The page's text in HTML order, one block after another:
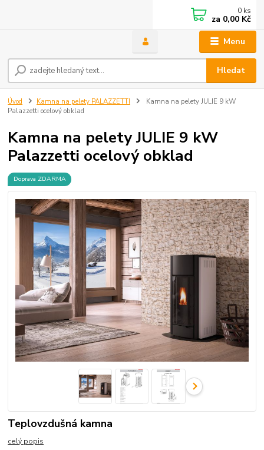
Menu
Hledat
0 ks
za 0,00 Kč
Úvod Kamna na pelety PALAZZETTI
Kamna na pelety JULIE 9 kW
Palazzetti ocelový obklad
Kamna na pelety JULIE 9 kW
Palazzetti ocelový obklad
Doprava ZDARMA
Teplovzdušná kamna
celý popis